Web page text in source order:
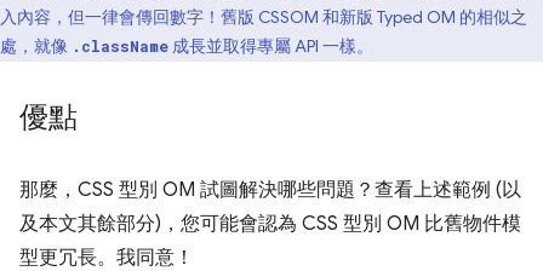
入內容，但一律會傳回數字！舊版 CSSOM 和新版 Typed OM 的相似之
處，就像 .className 成長並取得專屬 API 一樣。
優點
那麼，CSS 型別 OM 試圖解決哪些問題？查看上述範例 (以
及本文其餘部分)，您可能會認為 CSS 型別 OM 比舊物件模
型更冗長。我同意！